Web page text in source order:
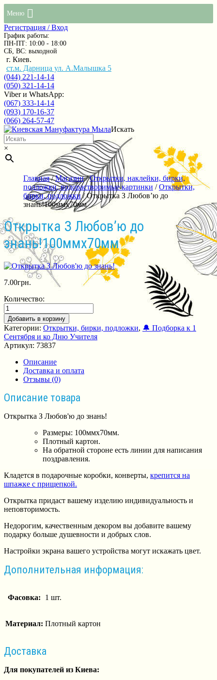
Меню
Регистрация / Вход
График работы:
ПН-ПТ: 10:00 - 18:00
СБ, ВС: выходной
г. Киев.
ст.м. Дарница ул. А.Малышка 5
(044) 221-14-14
(050) 321-14-14
Viber и WhatsApp:
(067) 333-14-14
(093) 170-16-37
(066) 264-57-47
Искать
×
Главная/Магазин/Открытки, наклейки, бирки,
подложки, водорастворимые картинки /Открытки,
бирки, подложки/ Открытка З Любов’ю до
знань!100ммх70мм
Открытка З Любов’ю до
знань!100ммх70мм
7.00грн.
Количество:
Добавить в корзину
Категории: Открытки, бирки, подложки, 🔔 Подборка к 1
Сентября и ко Дню Учителя
Артикул: 73837
Описание
Доставка и оплата
Отзывы (0)
Описание товара
Открытка З Любов'ю до знань!
Размеры: 100ммх70мм.
Плотный картон.
На обратной стороне есть линии для написания
поздравления.
Кладется в подарочные коробки, конверты, крепится на
шпажке с прищепкой.
Открытка придаст вашему изделию индивидуальность и
неповторимость.
Недорогим, качественным декором вы добавите вашему
подарку больше душевности и добрых слов.
Настройки экрана вашего устройства могут искажать цвет.
Дополнительная информация:
Фасовка: 1 шт.
Материал: Плотный картон
Доставка
Для покупателей из Киева: